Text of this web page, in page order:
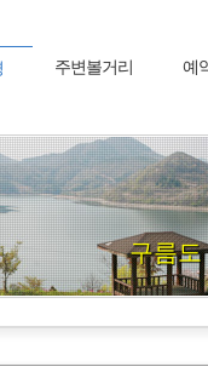
주변볼거리 예
구름